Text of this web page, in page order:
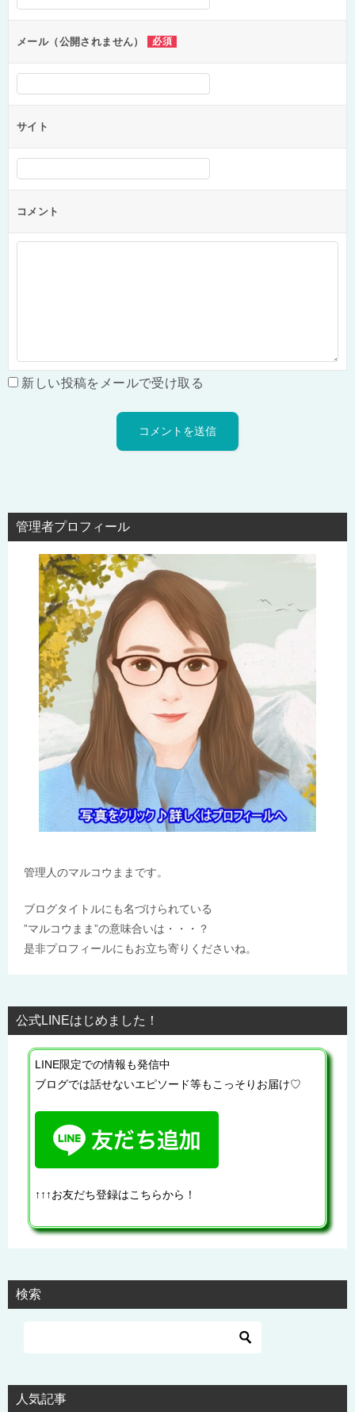
ンメール（公開されません） 必須
サイト
コメント
新しい投稿をメールで受け取る
管理者プロフィール
管理人のマルコウままです。
ブログタイトルにも名づけられている
”マルコウまま”の意味合いは・・・？
是非プロフィールにもお立ち寄りくださいね。
公式LINEはじめました！
LINE限定での情報も発信中
ブログでは話せないエピソード等もこっそりお届け♡
↑↑↑お友だち登録はこちらから！
検索
人気記事